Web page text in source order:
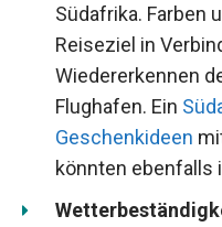
Südafrika. Farben
Reiseziel in
Wiedererkennen
Flughafen. Ein
Geschenkideen
könnten ebenfalls